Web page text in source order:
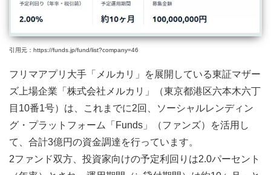
引用元：https://funds.jp/fund/list?company=46
フリマアプリ大手「メルカリ」を展開している東証マザー
ズ上場企業「株式会社メルカリ」（東京都港区六本木六丁
目10番1号）は、これまでに2回、ソーシャルレンディン
グ・プラットフォーム「Funds」（ファンズ）を活用し
て、合計3億円の資金調達を行っています。
2ファンド双方、投資家向けの予定利回りは2.0パーセント